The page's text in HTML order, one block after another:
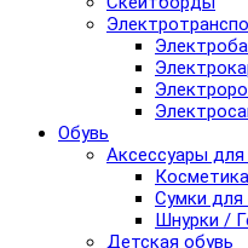
Обувь
Аксессуары для
Сумки для
Шнурки /
Детская обувь